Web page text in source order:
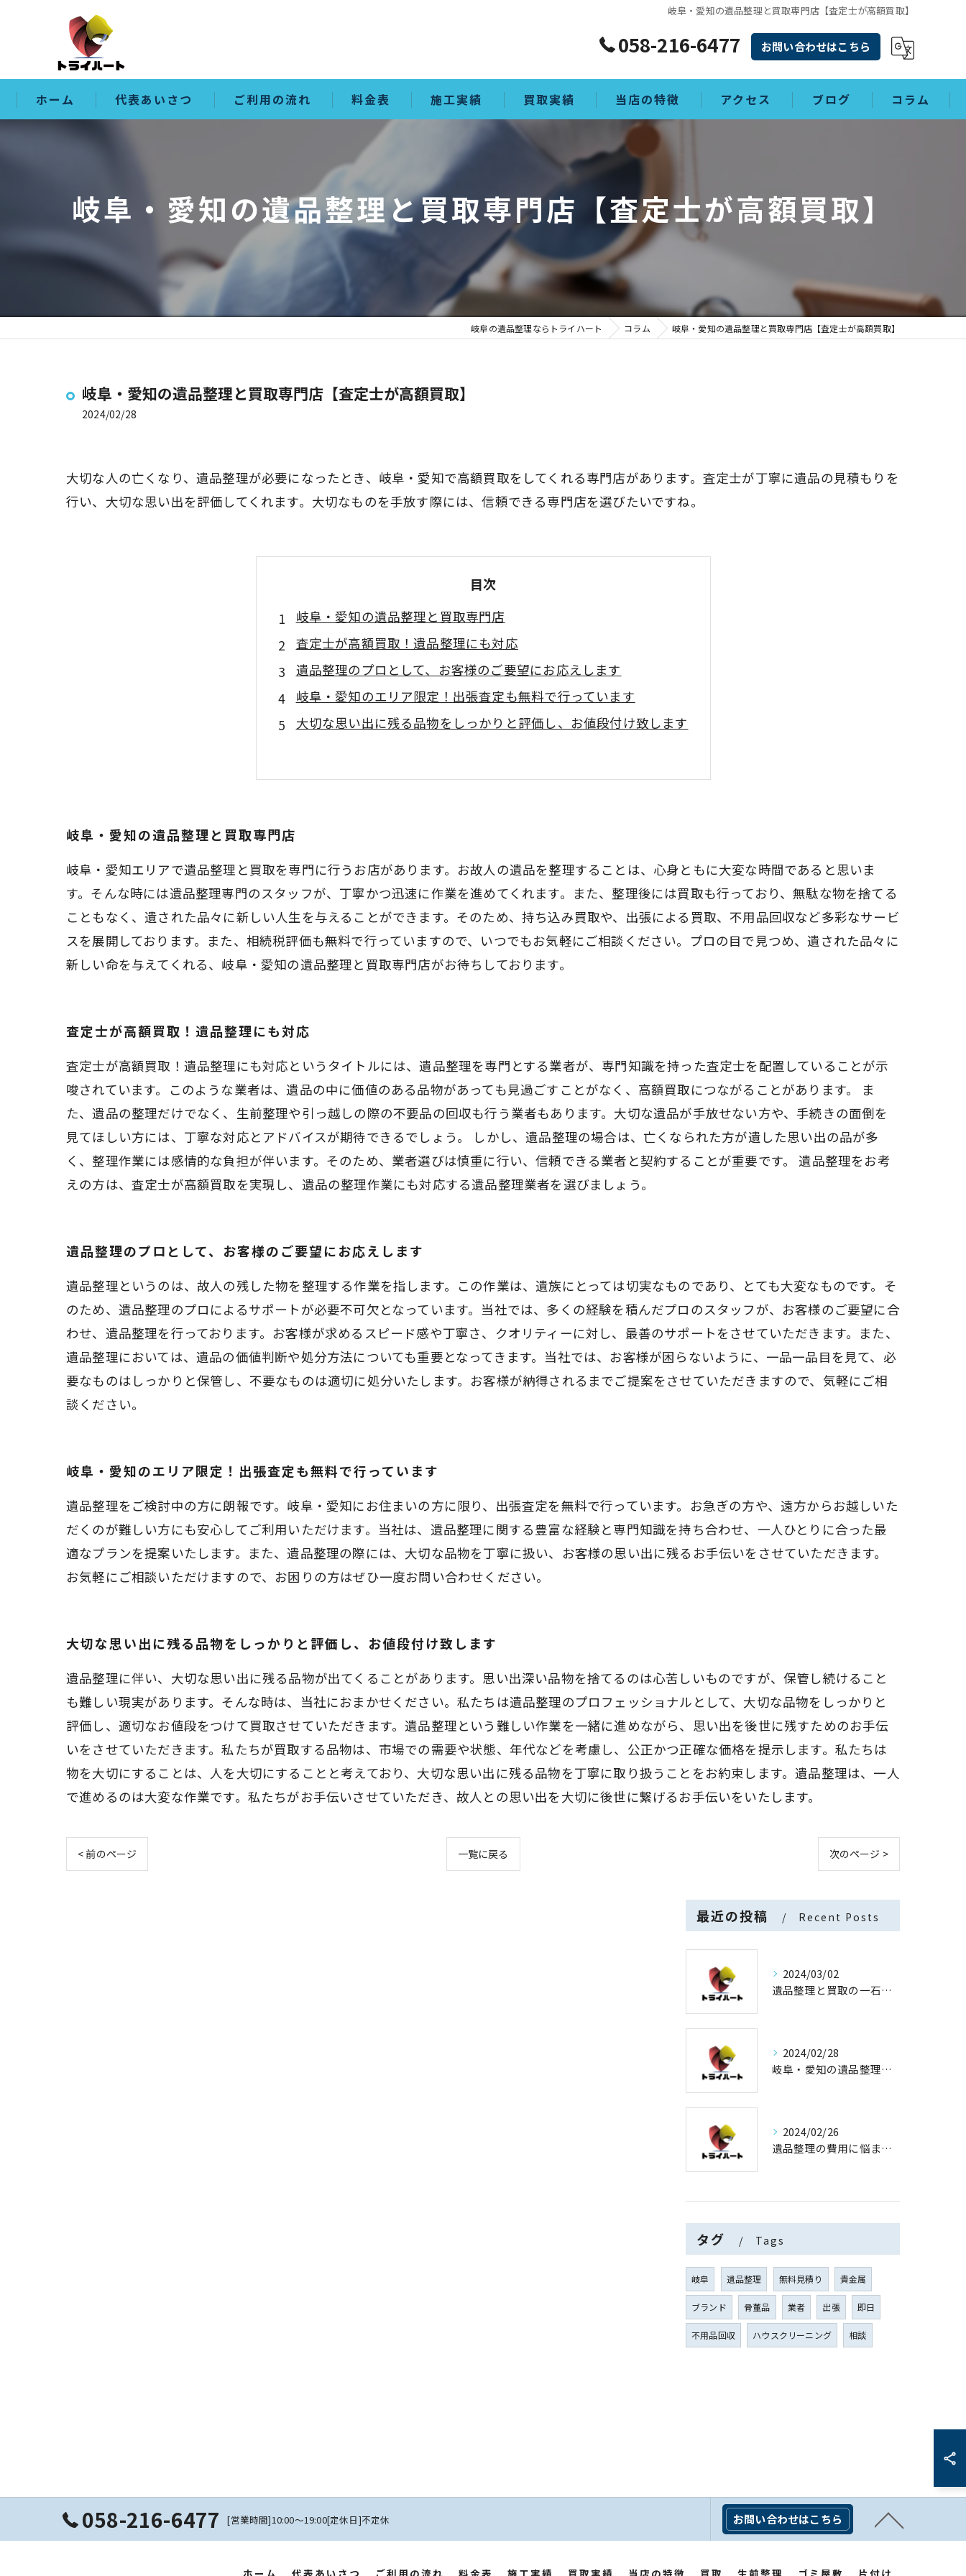
岐阜・愛知の遺品整理と買取専門店【査定士が高額買取】
058-216-6477 お問い合わせはこちら
ホーム 代表あいさつ ご利用の流れ 料金表 施工実績 買取実績 当店の特徴
買取
ゴミ屋敷
片付け
空き家
アクセス ブログ コラム
岐阜・愛知の遺品整理と買取専門店【査定士が高額買取】
岐阜の遺品整理ならトライハート コラム 岐阜・愛知の遺品整理と買取専門店【査定士が高額買取】
岐阜・愛知の遺品整理と買取専門店【査定士が高額買取】
2024/02/28
大切な人の亡くなり、遺品整理が必要になったとき、岐阜・愛知で高額買取をしてくれる専門店があります。査定士が丁寧に遺品の見積もりを
行い、大切な思い出を評価してくれます。大切なものを手放す際には、信頼できる専門店を選びたいですね。
目次
岐阜・愛知の遺品整理と買取専門店
査定士が高額買取！遺品整理にも対応
遺品整理のプロとして、お客様のご要望にお応えします
岐阜・愛知のエリア限定！出張査定も無料で行っています
大切な思い出に残る品物をしっかりと評価し、お値段付け致します
岐阜・愛知の遺品整理と買取専門店
岐阜・愛知エリアで遺品整理と買取を専門に行うお店があります。お故人の遺品を整理することは、心身ともに大変な時間であると思いま
す。そんな時には遺品整理専門のスタッフが、丁寧かつ迅速に作業を進めてくれます。また、整理後には買取も行っており、無駄な物を捨てる
こともなく、遺された品々に新しい人生を与えることができます。そのため、持ち込み買取や、出張による買取、不用品回収など多彩なサービ
スを展開しております。また、相続税評価も無料で行っていますので、いつでもお気軽にご相談ください。プロの目で見つめ、遺された品々に
新しい命を与えてくれる、岐阜・愛知の遺品整理と買取専門店がお待ちしております。
査定士が高額買取！遺品整理にも対応
査定士が高額買取！遺品整理にも対応というタイトルには、遺品整理を専門とする業者が、専門知識を持った査定士を配置していることが示
唆されています。このような業者は、遺品の中に価値のある品物があっても見過ごすことがなく、高額買取につながることがあります。 ま
た、遺品の整理だけでなく、生前整理や引っ越しの際の不要品の回収も行う業者もあります。大切な遺品が手放せない方や、手続きの面倒を
見てほしい方には、丁寧な対応とアドバイスが期待できるでしょう。 しかし、遺品整理の場合は、亡くなられた方が遺した思い出の品が多
く、整理作業には感情的な負担が伴います。そのため、業者選びは慎重に行い、信頼できる業者と契約することが重要です。 遺品整理をお考
えの方は、査定士が高額買取を実現し、遺品の整理作業にも対応する遺品整理業者を選びましょう。
遺品整理のプロとして、お客様のご要望にお応えします
遺品整理というのは、故人の残した物を整理する作業を指します。この作業は、遺族にとっては切実なものであり、とても大変なものです。そ
のため、遺品整理のプロによるサポートが必要不可欠となっています。当社では、多くの経験を積んだプロのスタッフが、お客様のご要望に合
わせ、遺品整理を行っております。お客様が求めるスピード感や丁寧さ、クオリティーに対し、最善のサポートをさせていただきます。また、
遺品整理においては、遺品の価値判断や処分方法についても重要となってきます。当社では、お客様が困らないように、一品一品目を見て、必
要なものはしっかりと保管し、不要なものは適切に処分いたします。お客様が納得されるまでご提案をさせていただきますので、気軽にご相
談ください。
岐阜・愛知のエリア限定！出張査定も無料で行っています
遺品整理をご検討中の方に朗報です。岐阜・愛知にお住まいの方に限り、出張査定を無料で行っています。お急ぎの方や、遠方からお越しいた
だくのが難しい方にも安心してご利用いただけます。当社は、遺品整理に関する豊富な経験と専門知識を持ち合わせ、一人ひとりに合った最
適なプランを提案いたします。また、遺品整理の際には、大切な品物を丁寧に扱い、お客様の思い出に残るお手伝いをさせていただきます。
お気軽にご相談いただけますので、お困りの方はぜひ一度お問い合わせください。
大切な思い出に残る品物をしっかりと評価し、お値段付け致します
遺品整理に伴い、大切な思い出に残る品物が出てくることがあります。思い出深い品物を捨てるのは心苦しいものですが、保管し続けること
も難しい現実があります。そんな時は、当社におまかせください。私たちは遺品整理のプロフェッショナルとして、大切な品物をしっかりと
評価し、適切なお値段をつけて買取させていただきます。遺品整理という難しい作業を一緒に進めながら、思い出を後世に残すためのお手伝
いをさせていただきます。私たちが買取する品物は、市場での需要や状態、年代などを考慮し、公正かつ正確な価格を提示します。私たちは
物を大切にすることは、人を大切にすることと考えており、大切な思い出に残る品物を丁寧に取り扱うことをお約束します。遺品整理は、一人
で進めるのは大変な作業です。私たちがお手伝いさせていただき、故人との思い出を大切に後世に繋げるお手伝いをいたします。
< 前のページ 一覧に戻る 次のページ >
最近の投稿 Recent Posts
2024/03/02
遺品整理と買取の一石二鳥
2024/02/28
岐阜・愛知の遺品整理と買取専門店【査定士が高額買取】
2024/02/26
遺品整理の費用に悩まない！買取専門店運営の遺品整理
タグ Tags
岐阜 遺品整理 無料見積り 貴金属
ブランド 骨董品 業者 出張 即日
不用品回収 ハウスクリーニング 相談
058-216-6477 [営業時間]10:00〜19:00[定休日]不定休 お問い合わせはこちら
ホーム 代表あいさつ ご利用の流れ 料金表 施工実績 買取実績 当店の特徴 買取 生前整理 ゴミ屋敷 片付け